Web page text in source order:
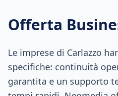
Offerta
Le imprese di Carlazzo
specifiche: continuità
garantita e un supporto